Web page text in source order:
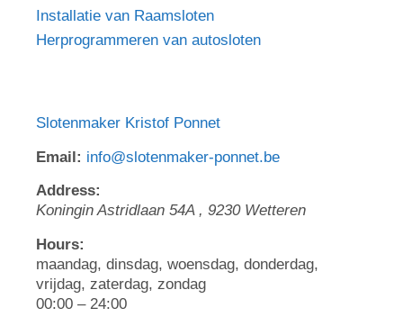
Installatie van Raamsloten
Herprogrammeren van autosloten
Slotenmaker Kristof Ponnet
Email: info@slotenmaker-ponnet.be
Address:
Koningin Astridlaan 54A, 9230 Wetteren
Hours:
maandag, dinsdag, woensdag, donderdag,
vrijdag, zaterdag, zondag
00:00 – 24:00